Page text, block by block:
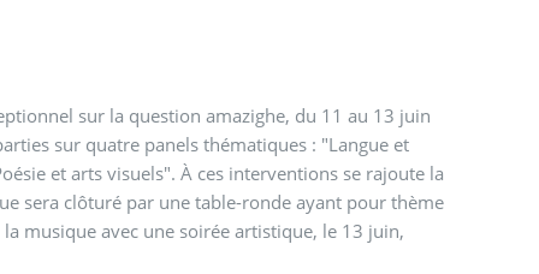
sur la question amazighe, du 11 au 13 juin
sur quatre panels thématiques : "Langue et
et arts visuels". À ces interventions se rajoute la
sera clôturé par une table-ronde ayant pour thème
musique avec une soirée artistique, le 13 juin,